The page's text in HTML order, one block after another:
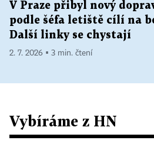
V Praze přibyl nový
podle šéfa letiště cílí na
Další linky se chystají
2. 7. 2026 ▪ 3 min. čtení
Vybíráme z HN